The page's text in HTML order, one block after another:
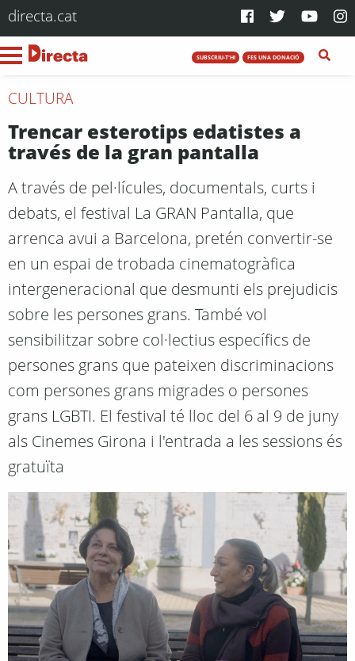
directa.cat
SUBSCRIU-T'HI FES UNA DONACIÓ
CULTURA
Trencar esterotips edatistes a
través de la gran pantalla
A través de pel·lícules, documentals, curts i
debats, el festival La GRAN Pantalla, que
arrenca avui a Barcelona, pretén convertir-se
en un espai de trobada cinematogràfica
intergeneracional que desmunti els prejudicis
sobre les persones grans. També vol
sensibilitzar sobre col·lectius específics de
persones grans que pateixen discriminacions
com persones grans migrades o persones
grans LGBTI. El festival té lloc del 6 al 9 de juny
als Cinemes Girona i l'entrada a les sessions és
gratuïta